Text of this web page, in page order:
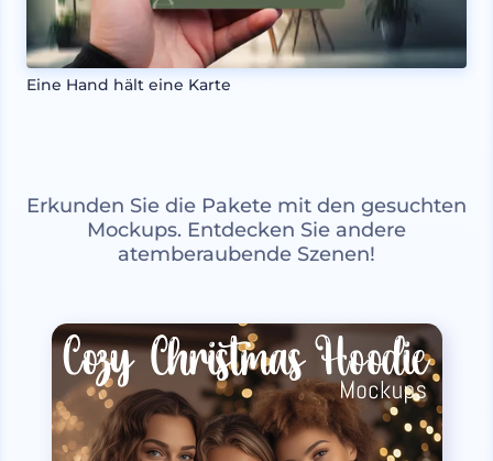
Eine Hand hält eine Karte
Erkunden Sie die Pakete mit den gesuchten
Mockups. Entdecken Sie andere
atemberaubende Szenen!